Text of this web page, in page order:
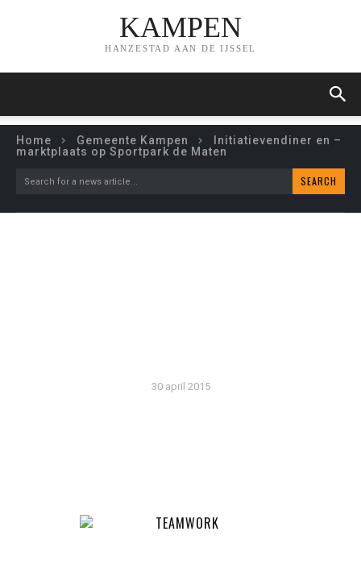
KAMPEN
HANZESTAD AAN DE IJSSEL
Home Gemeente Kampen
Initiatievendiner en –
marktplaats op Sportpark de Maten
Search for a news article... SEARCH
30 april 2015